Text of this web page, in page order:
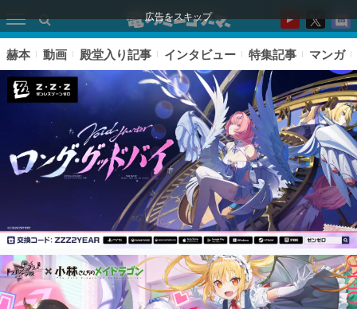
広告をスキップ
ピックアップ
赫本 動画 殿堂入り記事 インタビュー 特集記事 マンガ